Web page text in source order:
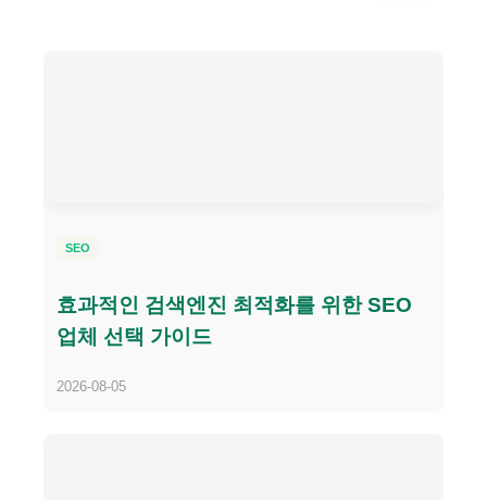
SEO
효과적인 검색엔진 최적화를 위한 SEO
업체 선택 가이드
2026-08-05